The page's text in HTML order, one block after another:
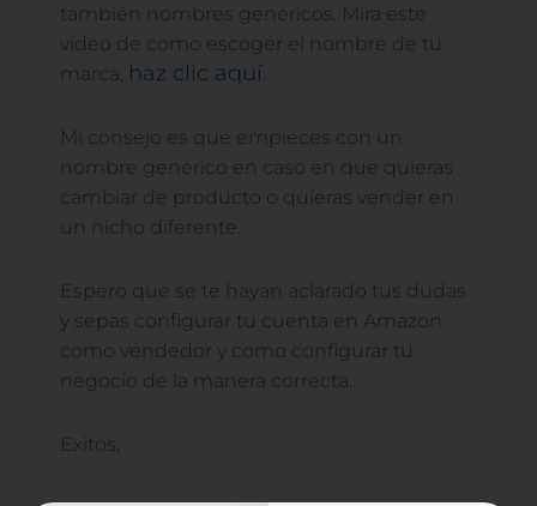
también nombres genéricos. Mira este
video de como escoger el nombre de tu
marca, haz clic aquí.
Mi consejo es que empieces con un
nombre genérico en caso en que quieras
cambiar de producto o quieras vender en
un nicho diferente.
Espero que se te hayan aclarado tus dudas
y sepas configurar tu cuenta en Amazon
como vendedor y como configurar tu
negocio de la manera correcta.
Exitos,